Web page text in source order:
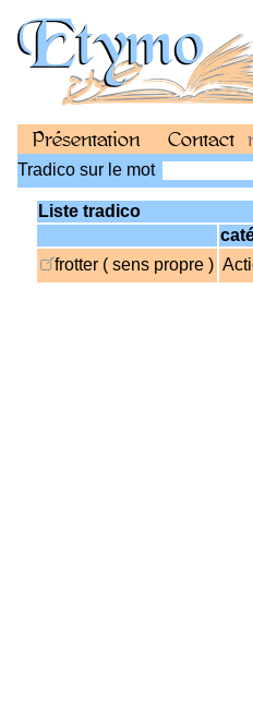
Présentation Contact
Tradico sur le mot
Liste tradico
frotter ( sens propre )